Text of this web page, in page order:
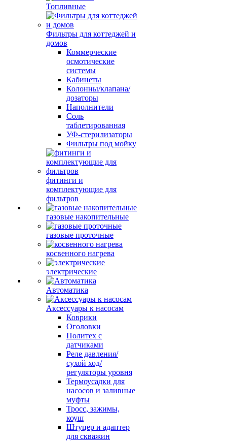
Топливные
Фильтры для коттеджей и
домов
Коммерческие
осмотические
системы
Кабинеты
Колонны/клапана/
дозаторы
Наполнители
Соль
таблетированная
УФ-стерилизаторы
Фильтры под мойку
фитинги и
комплектующие для
фильтров
газовые накопительные
газовые проточные
косвенного нагрева
электрические
Автоматика
Аксессуары к насосам
Коврики
Оголовки
Политех с
датчиками
Реле давления/
сухой ход/
регуляторы уровня
Термоусадки для
насосов и заливные
муфты
Тросс, зажимы,
коуш
Штуцер и адаптер
для скважин